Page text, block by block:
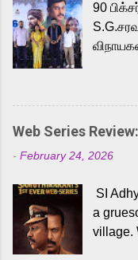
to the
loved
him a
across
90
ஜான்
Web Series
- February 24, 2026
SI
a
village.